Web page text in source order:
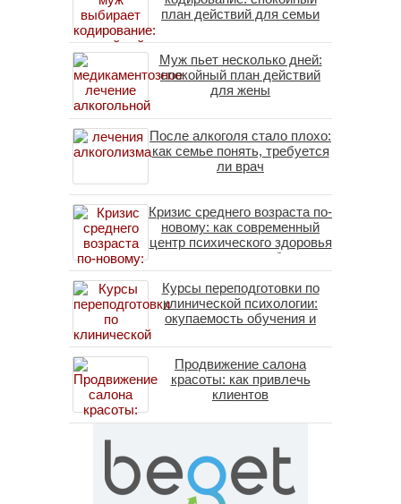
план действий для семьи
Муж пьет несколько дней:
спокойный план действий
для жены
После алкоголя стало плохо:
как семье понять, требуется
ли врач
Кризис среднего возраста по-
новому: как современный
центр психического здоровья
помогает пересобрать
личность без таблеток
(методы ДПДГ и КПТ)
Курсы переподготовки по
клинической психологии:
окупаемость обучения и
специалистов в 2026 году
Продвижение салона
красоты: как привлечь
клиентов